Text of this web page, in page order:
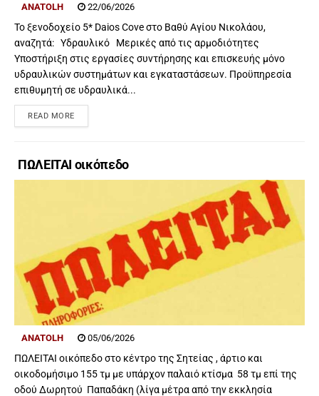
ANATOLH 22/06/2026
Το ξενοδοχείο 5* Daios Cove στο Βαθύ Αγίου Νικολάου,
αναζητά: Υδραυλικό Μερικές από τις αρμοδιότητες
Υποστήριξη στις εργασίες συντήρησης και επισκευής μόνο
υδραυλικών συστημάτων και εγκαταστάσεων. Προϋπηρεσία
επιθυμητή σε υδραυλικά...
READ MORE
ΠΩΛΕΙΤΑΙ οικόπεδο
ANATOLH 05/06/2026
ΠΩΛΕΙΤΑΙ οικόπεδο στο κέντρο της Σητείας , άρτιο και
οικοδομήσιμο 155 τμ με υπάρχον παλαιό κτίσμα 58 τμ επί της
οδού Δωρητού Παπαδάκη (λίγα μέτρα από την εκκλησία